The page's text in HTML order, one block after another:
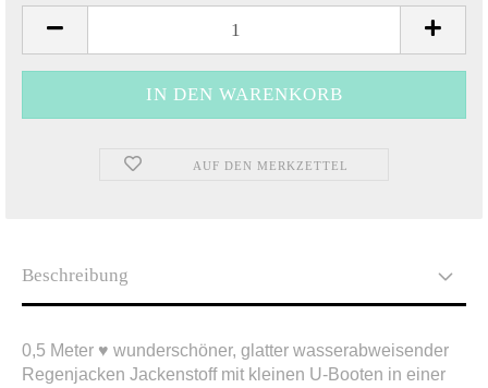
AUF DEN MERKZETTEL
Beschreibung
0,5 Meter ♥ wunderschöner, glatter wasserabweisender
Regenjacken Jackenstoff mit kleinen U-Booten in einer